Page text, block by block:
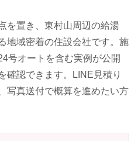
を置き、東村山周辺の給湯
地域密着の住設会社です。施
号オートを含む実例が公開
確認できます。LINE見積り
写真送付で概算を進めたい方